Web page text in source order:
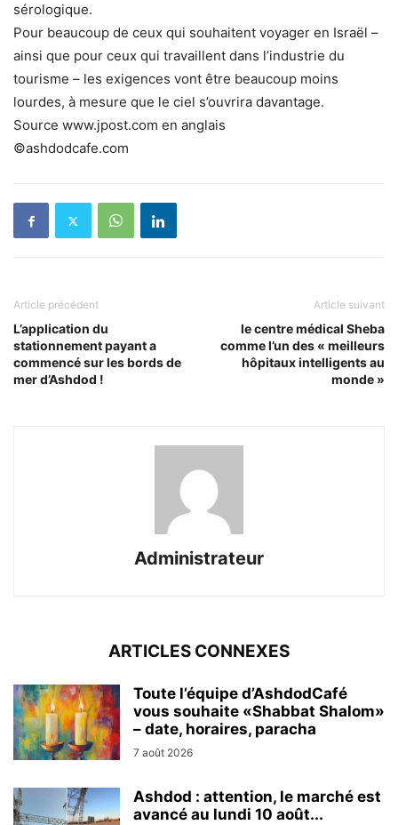
sérologique.
Pour beaucoup de ceux qui souhaitent voyager en Israël –
ainsi que pour ceux qui travaillent dans l’industrie du
tourisme – les exigences vont être beaucoup moins
lourdes, à mesure que le ciel s’ouvrira davantage.
Source www.jpost.com en anglais
©ashdodcafe.com
Article précédent
L’application du
stationnement payant a
commencé sur les bords de
mer d’Ashdod !
Article suivant
le centre médical Sheba
comme l’un des « meilleurs
hôpitaux intelligents au
monde »
Administrateur
ARTICLES CONNEXES
Toute l’équipe d’AshdodCafé
vous souhaite «Shabbat Shalom»
– date, horaires, paracha
7 août 2026
Ashdod : attention, le marché est
avancé au lundi 10 août...